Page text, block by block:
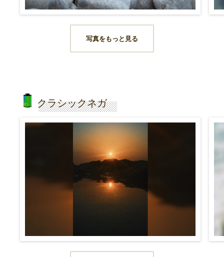
写真をもっと見る
クラシックネガ